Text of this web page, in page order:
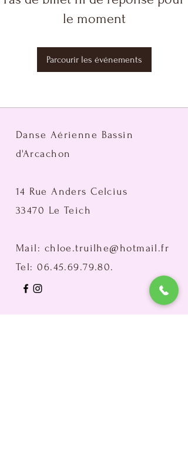
le moment
Parcourir les événements
Danse Aérienne Bassin
d'Arcachon
14 Rue Anders Celcius
33470 Le Teich
Mail: chloe.truilhe@hotmail.fr
Tel:06.45.69.79.80.